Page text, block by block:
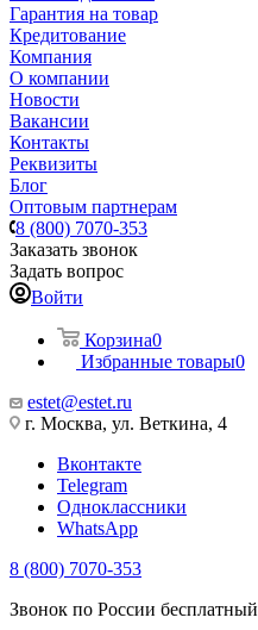
Гарантия на товар
Кредитование
Компания
О компании
Новости
Вакансии
Контакты
Реквизиты
Блог
Оптовым партнерам
8 (800) 7070-353
Заказать звонок
Задать вопрос
Войти
Корзина0
Избранные товары0
estet@estet.ru
г. Москва, ул. Веткина, 4
Вконтакте
Telegram
Одноклассники
WhatsApp
8 (800) 7070-353
Звонок по России бесплатный